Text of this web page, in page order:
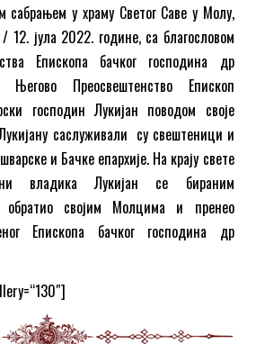
сабрањем у храму Светог Саве у Молу,
12. јула 2022. године, са благословом
Епископа бачког господина др
Његово Преосвештенство Епископ
господин Лукијан поводом своје
саслуживали су свештеници и
и Бачке епархије. На крају свете
владика Лукијан се бираним
својим Молцима и пренео
Епископа бачког господина др